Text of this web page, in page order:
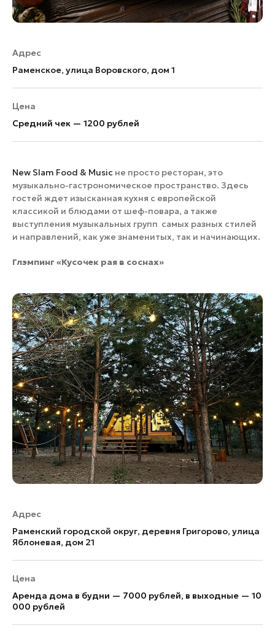
Адрес
Раменское, улица Воровского, дом 1
Цена
Средний чек — 1200 рублей
New Slam Food & Music не просто ресторан, это
музыкально-гастрономическое пространство. Здесь
гостей ждет изысканная кухня с европейской
классикой и блюдами от шеф-повара, а также
выступления музыкальных групп самых разных стилей
и направлений, как уже знаменитых, так и начинающих.
Глэмпинг «Кусочек рая в соснах»
Адрес
Раменский городской округ, деревня Григорово, улица
Яблоневая, дом 21
Цена
Аренда дома в будни — 7000 рублей, в выходные — 10
000 рублей